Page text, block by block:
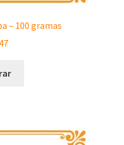
– 100 gramas